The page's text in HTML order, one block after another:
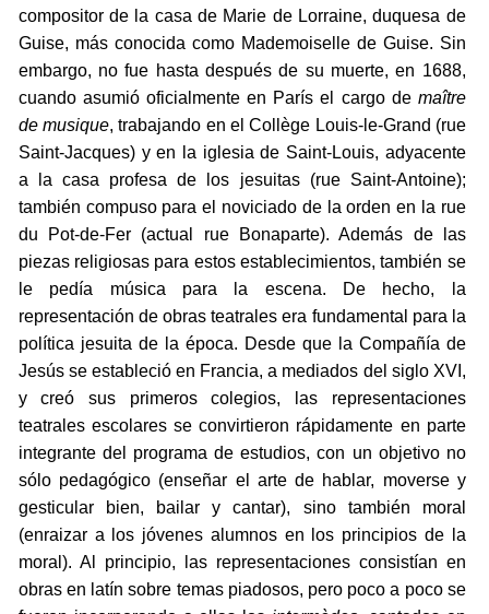
compositor de la casa de Marie de Lorraine, duquesa de
Guise, más conocida como Mademoiselle de Guise. Sin
embargo, no fue hasta después de su muerte, en 1688,
cuando asumió oficialmente en París el cargo de maître
de musique, trabajando en el Collège Louis-le-Grand (rue
Saint-Jacques) y en la iglesia de Saint-Louis, adyacente
a la casa profesa de los jesuitas (rue Saint-Antoine);
también compuso para el noviciado de la orden en la rue
du Pot-de-Fer (actual rue Bonaparte). Además de las
piezas religiosas para estos establecimientos, también se
le pedía música para la escena. De hecho, la
representación de obras teatrales era fundamental para la
política jesuita de la época. Desde que la Compañía de
Jesús se estableció en Francia, a mediados del siglo XVI,
y creó sus primeros colegios, las representaciones
teatrales escolares se convirtieron rápidamente en parte
integrante del programa de estudios, con un objetivo no
sólo pedagógico (enseñar el arte de hablar, moverse y
gesticular bien, bailar y cantar), sino también moral
(enraizar a los jóvenes alumnos en los principios de la
moral). Al principio, las representaciones consistían en
obras en latín sobre temas piadosos, pero poco a poco se